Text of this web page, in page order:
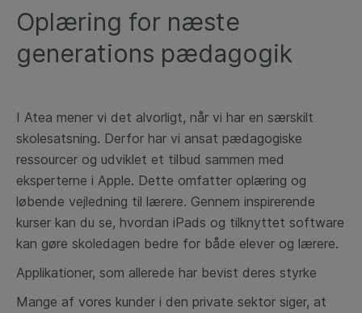
Oplæring for næste
generations pædagogik
I Atea mener vi det alvorligt, når vi har en særskilt
skolesatsning. Derfor har vi ansat pædagogiske
ressourcer og udviklet et tilbud sammen med
eksperterne i Apple. Dette omfatter oplæring og
løbende vejledning til lærere. Gennem inspirerende
kurser kan du se, hvordan iPads og tilknyttet software
kan gøre skoledagen bedre for både elever og lærere.
Applikationer, som allerede har bevist deres styrke
Mange af vores kunder i den private sektor siger, at